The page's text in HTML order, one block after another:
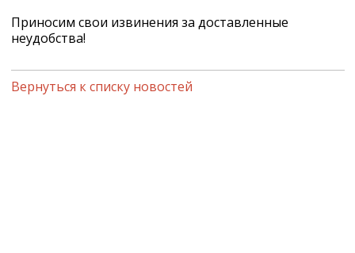
Приносим свои извинения за доставленные
неудобства!
Вернуться к списку новостей